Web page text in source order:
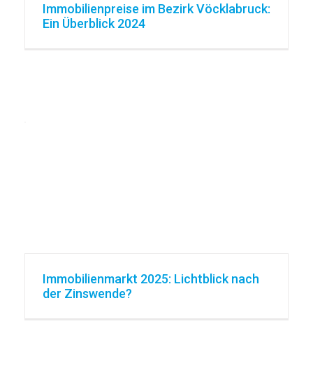
Immobilienpreise im Bezirk Vöcklabruck:
Ein Überblick 2024
Immobilienmarkt 2025: Lichtblick nach
der Zinswende?